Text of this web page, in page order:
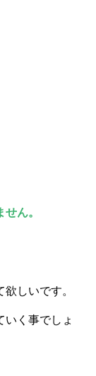
ん。
しいです。
いく事でしょ